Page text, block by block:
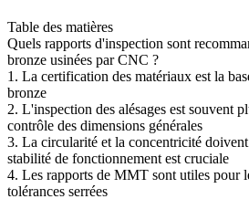
Table des matières
Quels rapports d'inspection sont
bronze usinées par CNC ?
1. La certification des matériaux est la
bronze
2. L'inspection des alésages est souvent
contrôle des dimensions générales
3. La circularité et la concentricité
stabilité de fonctionnement est cruciale
4. Les rapports de MMT sont utiles pour
tolérances serrées